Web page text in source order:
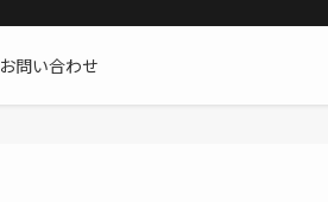
お問い合わせ